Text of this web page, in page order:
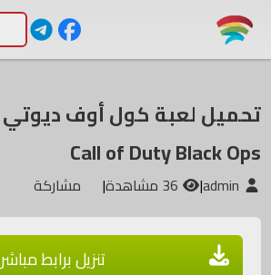
Call of Duty Black Ops
|
| مشاركة
تنزيل برابط مباشر